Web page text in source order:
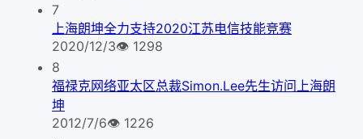
7
上海朗坤全力支持2020江苏电信技能竞赛
2020/12/3👁 1298
8
福禄克网络亚太区总裁Simon.Lee先生访问上海朗
坤
2012/7/6👁 1226